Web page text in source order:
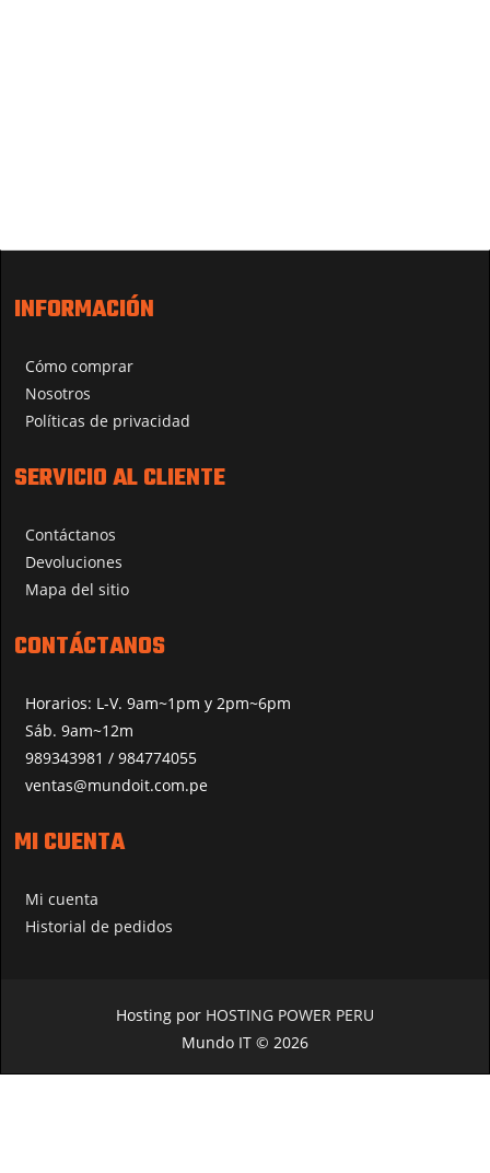
INFORMACIÓN
Cómo comprar
Nosotros
Políticas de privacidad
SERVICIO AL CLIENTE
Contáctanos
Devoluciones
Mapa del sitio
CONTÁCTANOS
Horarios: L-V. 9am~1pm y 2pm~6pm
Sáb. 9am~12m
989343981 / 984774055
ventas@mundoit.com.pe
MI CUENTA
Mi cuenta
Historial de pedidos
Hosting por HOSTING POWER PERU
Mundo IT © 2026